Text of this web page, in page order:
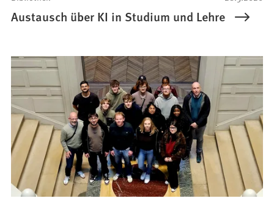
Austausch über KI in Studium und Lehre